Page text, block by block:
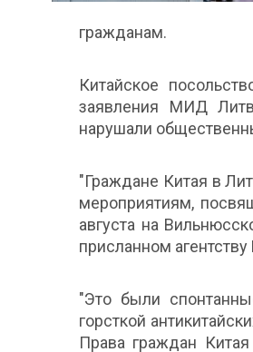
гражданам.
Китайское
заявления МИД
нарушали
"Граждане Китая в
мероприятиям,
августа на
присланном агентству
"Это были
горсткой
Права граждан